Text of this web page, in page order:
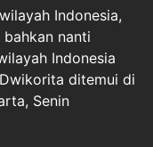
Indonesia,
nanti
Indonesia
ditemui di
Senin